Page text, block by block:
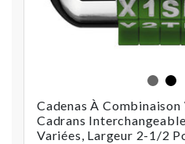
Cadenas À Combinaison
Cadrans
Variées, Largeur 2-1/2